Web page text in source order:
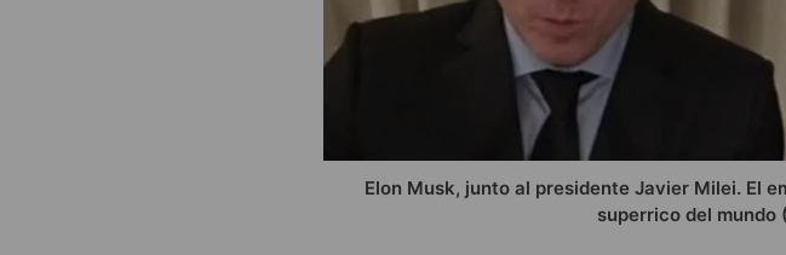
Elon Musk, junto al presidente Javier Milei. El
superrico del mundo